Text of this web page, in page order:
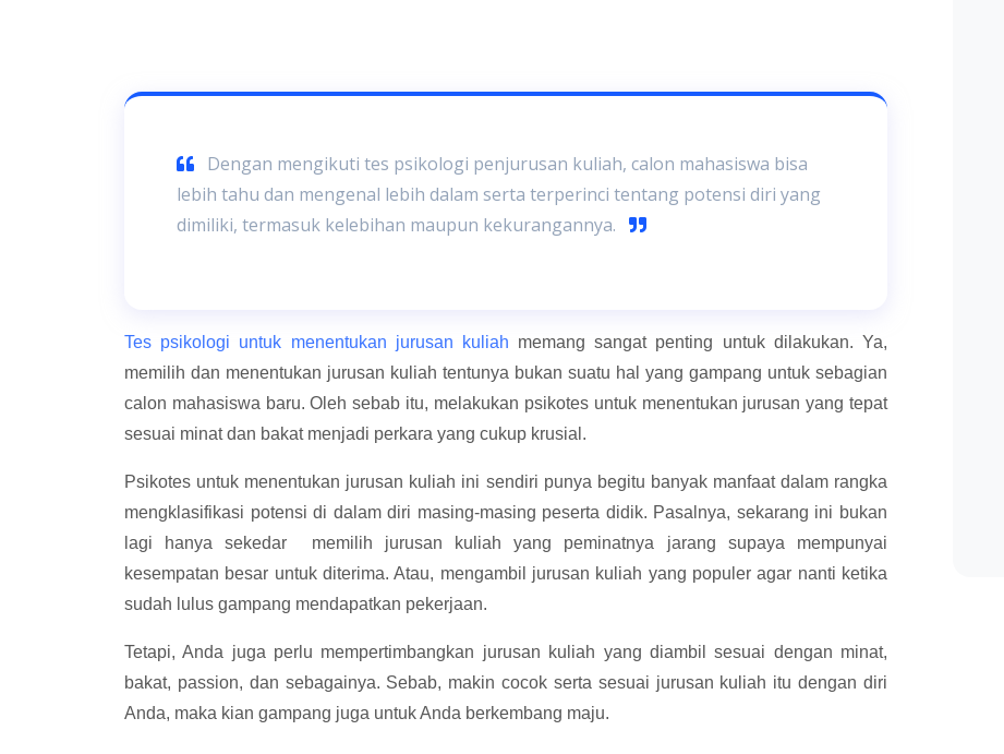
Dengan mengikuti tes psikologi penjurusan kuliah, calon mahasiswa bisa
lebih tahu dan mengenal lebih dalam serta terperinci tentang potensi diri yang
dimiliki, termasuk kelebihan maupun kekurangannya.
Tes psikologi untuk menentukan jurusan kuliah memang sangat penting untuk dilakukan. Ya,
memilih dan menentukan jurusan kuliah tentunya bukan suatu hal yang gampang untuk sebagian
calon mahasiswa baru. Oleh sebab itu, melakukan psikotes untuk menentukan jurusan yang tepat
sesuai minat dan bakat menjadi perkara yang cukup krusial.
Psikotes untuk menentukan jurusan kuliah ini sendiri punya begitu banyak manfaat dalam rangka
mengklasifikasi potensi di dalam diri masing-masing peserta didik. Pasalnya, sekarang ini bukan
lagi hanya sekedar memilih jurusan kuliah yang peminatnya jarang supaya mempunyai
kesempatan besar untuk diterima. Atau, mengambil jurusan kuliah yang populer agar nanti ketika
sudah lulus gampang mendapatkan pekerjaan.
Tetapi, Anda juga perlu mempertimbangkan jurusan kuliah yang diambil sesuai dengan minat,
bakat, passion, dan sebagainya. Sebab, makin cocok serta sesuai jurusan kuliah itu dengan diri
Anda, maka kian gampang juga untuk Anda berkembang maju.